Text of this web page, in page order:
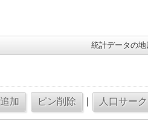
統計データの